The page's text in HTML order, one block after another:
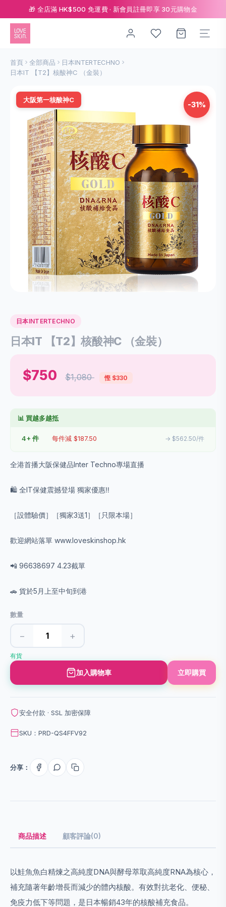
🎁 全店滿 HK$500 免運費 · 新會員註冊即享 30元購物金
首頁 全部商品
日本INTERTECHNO
日本IT 【T2】核酸神C （金裝）
-31%
大阪第一核酸神C
日本INTERTECHNO
日本IT 【T2】核酸神C （金裝）
$750 $1,080 慳 $330
📊 買越多越抵
4+ 件 每件減 $187.50 → $562.50/件
全港首播大阪保健品Inter Techno專場直播
🛍 全IT保健震撼登場 獨家優惠‼️
［設體驗價］［獨家3送1］［只限本場］
歡迎網站落單 www.loveskinshop.hk
📲 96638697 4.23截單
🚗 貨於5月上至中旬到港
數量
− +
有貨
加入購物車 立即購買
安全付款 · SSL 加密保障
SKU：PRD-QS4FFV92
分享：
商品描述 顧客評論(0)
以鮭魚魚白精煉之高純度DNA與酵母萃取高純度RNA為核心，
補充隨著年齡增長而減少的體內核酸。有效對抗老化、便秘、
免疫力低下等問題，是日本暢銷43年的核酸補充食品。